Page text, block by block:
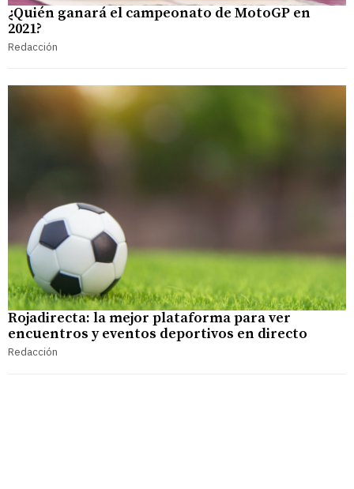
¿Quién ganará el campeonato de MotoGP en
2021?
Redacción
Rojadirecta: la mejor plataforma para ver
encuentros y eventos deportivos en directo
Redacción